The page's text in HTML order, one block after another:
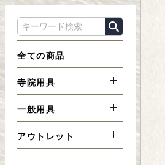
全ての商品
寺院用具
一般用具
アウトレット